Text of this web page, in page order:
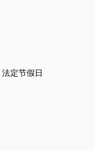
法定节假日